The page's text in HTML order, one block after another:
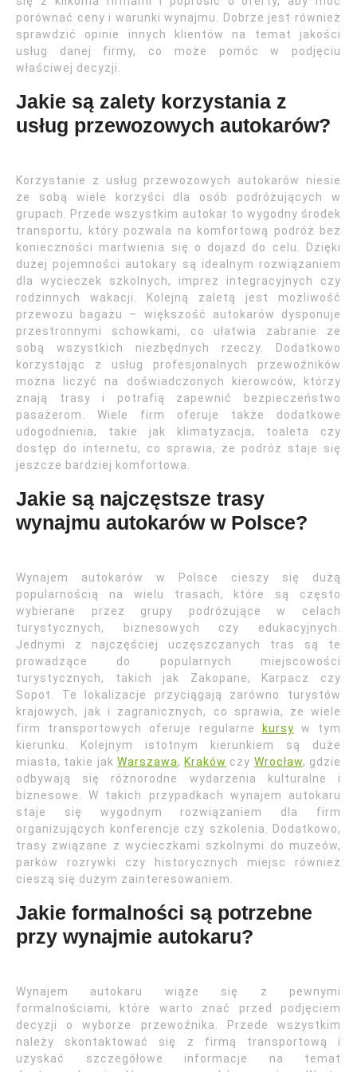
porównać ceny i warunki wynajmu. Dobrze jest również
sprawdzić opinie innych klientów na temat jakości
usług danej firmy, co może pomóc w podjęciu
właściwej decyzji.
Jakie są zalety korzystania z
usług przewozowych autokarów?
Korzystanie z usług przewozowych autokarów niesie
ze sobą wiele korzyści dla osób podróżujących w
grupach. Przede wszystkim autokar to wygodny środek
transportu, który pozwala na komfortową podróż bez
konieczności martwienia się o dojazd do celu. Dzięki
dużej pojemności autokary są idealnym rozwiązaniem
dla wycieczek szkolnych, imprez integracyjnych czy
rodzinnych wakacji. Kolejną zaletą jest możliwość
przewozu bagażu – większość autokarów dysponuje
przestronnymi schowkami, co ułatwia zabranie ze
sobą wszystkich niezbędnych rzeczy. Dodatkowo
korzystając z usług profesjonalnych przewoźników
można liczyć na doświadczonych kierowców, którzy
znają trasy i potrafią zapewnić bezpieczeństwo
pasażerom. Wiele firm oferuje także dodatkowe
udogodnienia, takie jak klimatyzacja, toaleta czy
dostęp do internetu, co sprawia, że podróż staje się
jeszcze bardziej komfortowa.
Jakie są najczęstsze trasy
wynajmu autokarów w Polsce?
Wynajem autokarów w Polsce cieszy się dużą
popularnością na wielu trasach, które są często
wybierane przez grupy podróżujące w celach
turystycznych, biznesowych czy edukacyjnych.
Jednymi z najczęściej uczęszczanych tras są te
prowadzące do popularnych miejscowości
turystycznych, takich jak Zakopane, Karpacz czy
Sopot. Te lokalizacje przyciągają zarówno turystów
krajowych, jak i zagranicznych, co sprawia, że wiele
firm transportowych oferuje regularne
kursy w tym
kierunku. Kolejnym istotnym kierunkiem są duże
miasta, takie jak Warszawa, Kraków czy Wrocław, gdzie
odbywają się różnorodne wydarzenia kulturalne i
biznesowe. W takich przypadkach wynajem autokaru
staje się wygodnym rozwiązaniem dla firm
organizujących konferencje czy szkolenia. Dodatkowo,
trasy związane z wycieczkami szkolnymi do muzeów,
parków rozrywki czy historycznych miejsc również
cieszą się dużym zainteresowaniem.
Jakie formalności są potrzebne
przy wynajmie autokaru?
Wynajem autokaru wiąże się z pewnymi
formalnościami, które warto znać przed podjęciem
decyzji o wyborze przewoźnika. Przede wszystkim
należy skontaktować się z firmą transportową i
uzyskać szczegółowe informacje na temat